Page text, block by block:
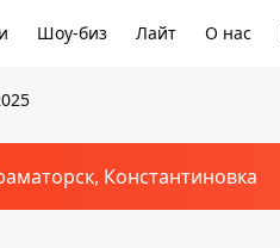
Шоу-биз Лайт О нас
Константиновка